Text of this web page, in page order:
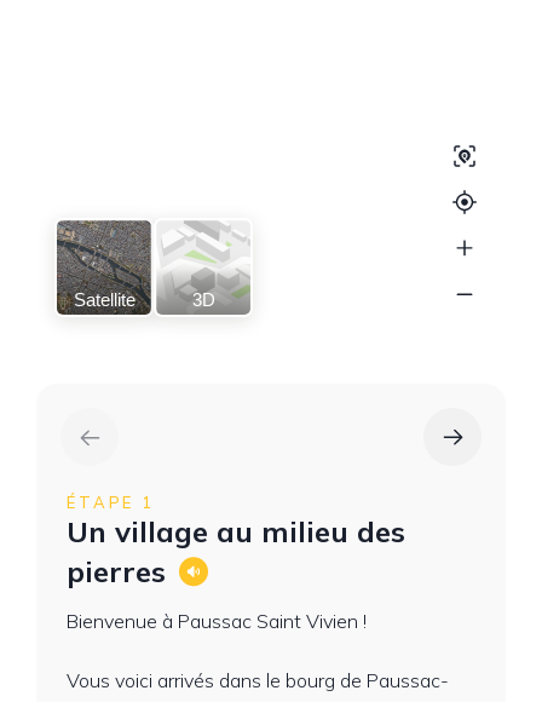
Satellite 3D
ÉTAPE 1
Un village au milieu des
pierres
Bienvenue à Paussac Saint Vivien !
Vous voici arrivés dans le bourg de Paussac-